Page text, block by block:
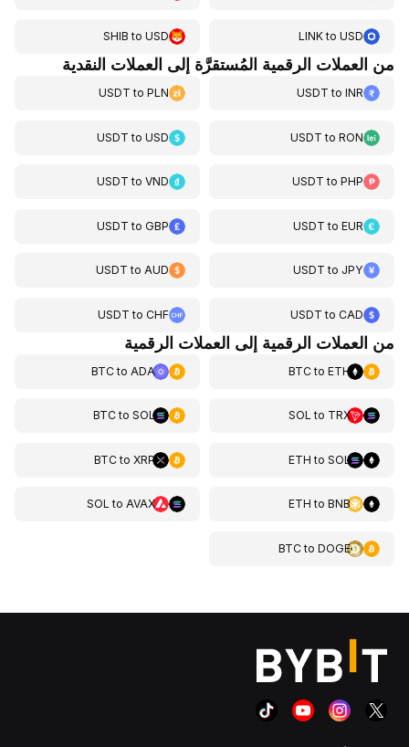
LINKtoUSD
SHIB toUSD
من العملات الرقمية المُستقرَّة إلى العملات النقدية
USDT toINR
USDT toPLN
USDT toRON
USDT toUSD
USDT toPHP
USDT toVND
USDT toEUR
USDT toGBP
USDT toJPY
USDT toAUD
USDT toCAD
USDT toCHF
من العملات الرقمية إلى العملات الرقمية
BTCtoETH
BTCtoADA
SOL to TRX
BTCtoSOL
ETH toSOL
BTCtoXRP
ETH toBNB
SOL toAVAX
BTCtoDOGE